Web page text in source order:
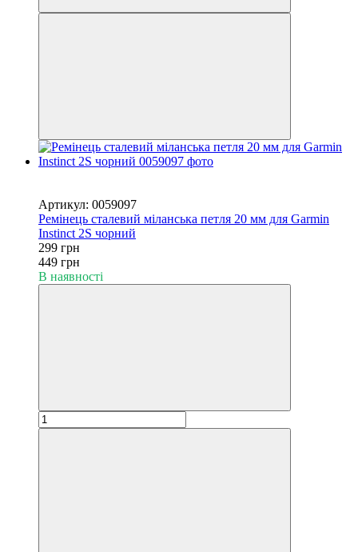
Артикул: 0059097
Ремінець сталевий міланська петля 20 мм для Garmin
Instinct 2S чорний
299 грн
449 грн
В наявності